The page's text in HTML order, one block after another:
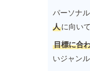
パーソナル
人に向い
目標に合
いジャンル